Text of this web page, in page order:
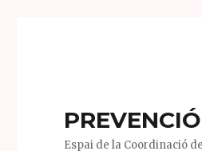
Espai de la Coordinació